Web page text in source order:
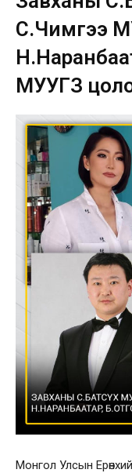
С.Чимгээ
МУУГЗ
Монгол Улсын